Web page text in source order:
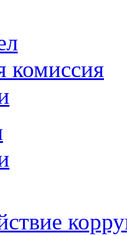
комиссия